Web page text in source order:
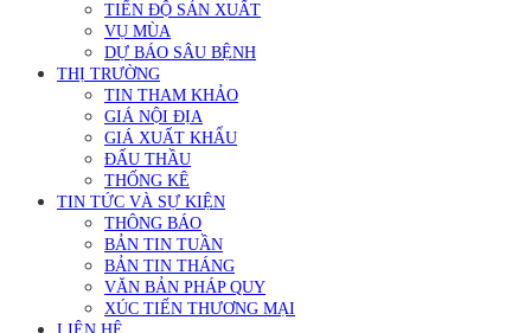
TIẾN ĐỘ SẢN XUẤT
VỤ MÙA
DỰ BÁO SÂU BỆNH
THỊ TRƯỜNG
TIN THAM KHẢO
GIÁ NỘI ĐỊA
GIÁ XUẤT KHẨU
ĐẤU THẦU
THỐNG KÊ
TIN TỨC VÀ SỰ KIỆN
THÔNG BÁO
BẢN TIN TUẦN
BẢN TIN THÁNG
VĂN BẢN PHÁP QUY
XÚC TIẾN THƯƠNG MẠI